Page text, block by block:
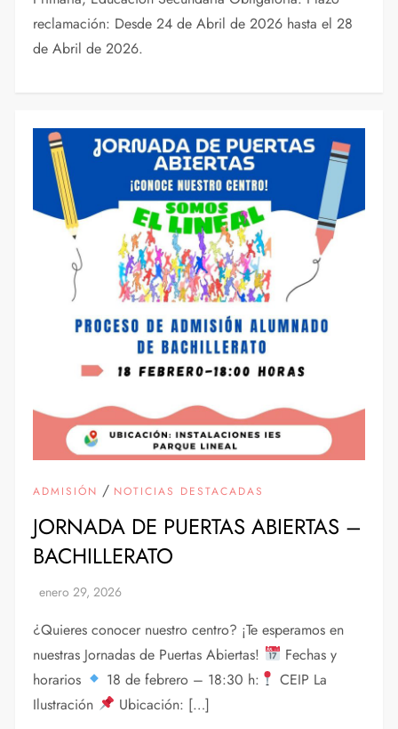
reclamación: Desde 24 de Abril de 2026 hasta el 28
de Abril de 2026.
ADMISIÓN / NOTICIAS DESTACADAS
JORNADA DE PUERTAS ABIERTAS –
BACHILLERATO
¿Quieres conocer nuestro centro? ¡Te esperamos en
nuestras Jornadas de Puertas Abiertas!
Fechas y
horarios
18 de febrero – 18:30 h:
CEIP La
Ilustración
Ubicación: […]